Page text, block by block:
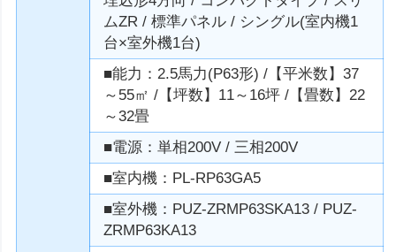
ムZR / 標準パネル / シングル(室内機1
台×室外機1台)
■能力：2.5馬力(P63形) /【平米数】37
～55㎡ /【坪数】11～16坪 /【畳数】22
～32畳
■電源：単相200V / 三相200V
■室内機：PL-RP63GA5
■室外機：PUZ-ZRMP63SKA13 / PUZ-
ZRMP63KA13